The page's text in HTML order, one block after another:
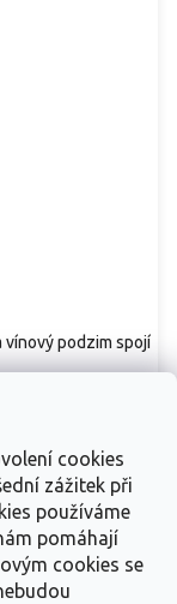
cookies
zážitek při
používáme
pomáhají
cookies se
vínový podzim spojí